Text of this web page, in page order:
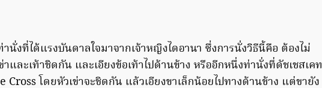
นั่งที่ได้แรงบันดาลใจมาจากเจ้าหญิงไดอานา ซึ่งการนั่งวิธีนี้คือ ต้องไม่
าและเท้าชิดกัน และเอียงข้อเท้าไปด้านข้าง หรืออีกหนึ่งท่านั่งที่ดัชเชสเคท
โดยหัวเข่าจะชิดกัน แล้วเอียงขาเล็กน้อยไปทางด้านข้าง แต่ขายัง